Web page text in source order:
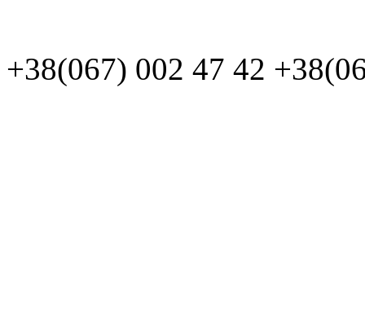
+38(067) 002 47 42